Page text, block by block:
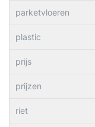
parketvloeren
plastic
prijs
prijzen
riet